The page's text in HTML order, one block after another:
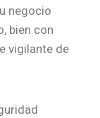
negocio
bien con
vigilante de